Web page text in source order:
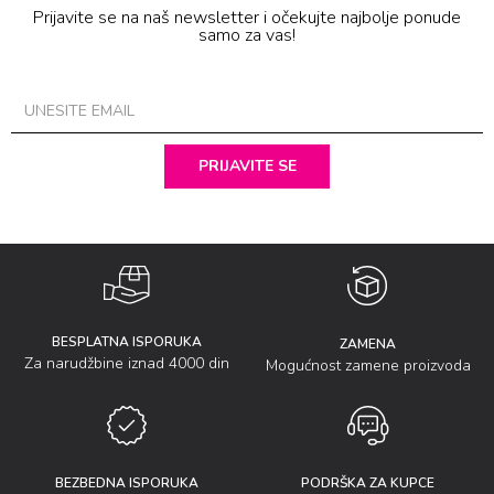
Prijavite se na naš newsletter i očekujte najbolje ponude
samo za vas!
PRIJAVITE SE
BESPLATNA ISPORUKA
Za narudžbine iznad 4000 din
ZAMENA
Mogućnost zamene proizvoda
BEZBEDNA ISPORUKA PODRŠKA ZA KUPCE